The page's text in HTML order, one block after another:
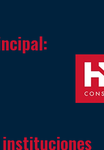
instituciones